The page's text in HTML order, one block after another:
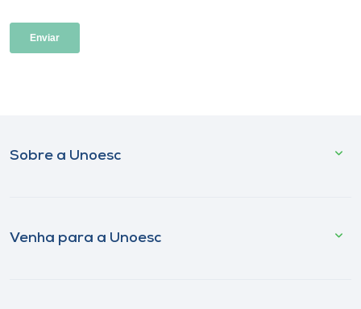
Sobre a Unoesc
Venha para a Unoesc